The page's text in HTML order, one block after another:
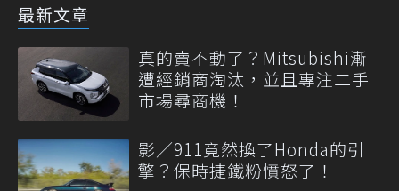
最新文章
真的賣不動了？Mitsubishi漸
遭經銷商淘汰，並且專注二手
市場尋商機！
影／911竟然換了Honda的引
擎？保時捷鐵粉憤怒了！